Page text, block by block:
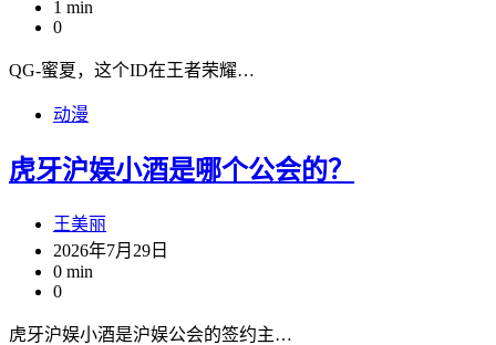
1 min
0
QG-蜜夏，这个ID在王者荣耀…
动漫
虎牙沪娱小酒是哪个公会的？
王美丽
2026年7月29日
0 min
0
虎牙沪娱小酒是沪娱公会的签约主…